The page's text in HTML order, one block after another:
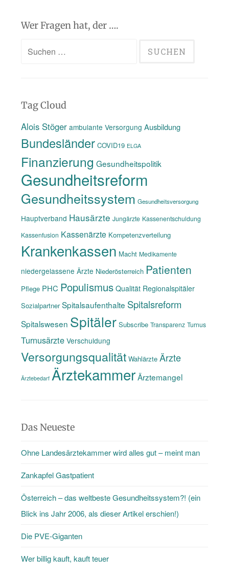
Wer Fragen hat, der ….
Suchen
Tag Cloud
Alois Stöger ambulante Versorgung Ausbildung
Bundesländer COVID19 ELGA
Finanzierung Gesundheitspolitik
Gesundheitsreform
Gesundheitssystem Gesundheitsversorgung
Hauptverband Hausärzte Jungärzte Kassenentschuldung
Kassenfusion Kassenärzte Kompetenzverteilung
Krankenkassen Macht Medikamente
niedergelassene Ärzte Niederösterreich Patienten
Pflege PHC Populismus Qualität Regionalspitäler
Sozialpartner Spitalsaufenthalte Spitalsreform
Spitalswesen Spitäler Subscribe Transparenz Turnus
Turnusärzte Verschuldung
Versorgungsqualität Wahlärzte Ärzte
Ärztebedarf ÄrztekammerÄrztemangel
Das Neueste
Ohne Landesärztekammer wird alles gut – meint man
Zankapfel Gastpatient
Österreich – das weltbeste Gesundheitssystem?! (ein
Blick ins Jahr 2006, als dieser Artikel erschien!)
Die PVE-Giganten
Wer billig kauft, kauft teuer